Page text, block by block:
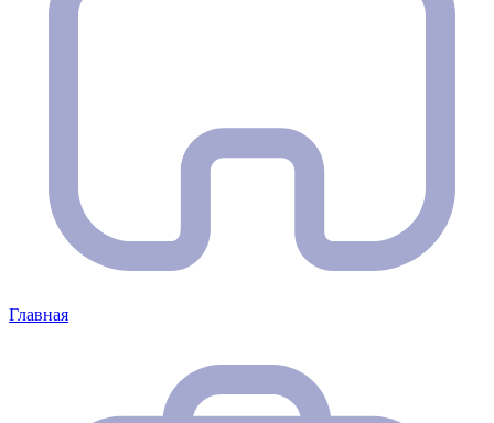
Главная